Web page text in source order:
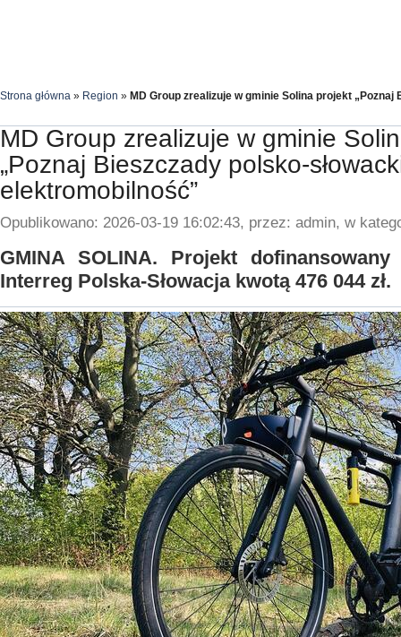
Strona główna » Region » MD Group zrealizuje w gminie Solina projekt
MD Group zrealizuje w gminie
„Poznaj Bieszczady polsko-
elektromobilność”
Opublikowano: 2026-03-19 16:02:43, przez: admin, w
GMINA SOLINA. Projekt
Interreg Polska-Słowacja kwotą 476 044 zł.